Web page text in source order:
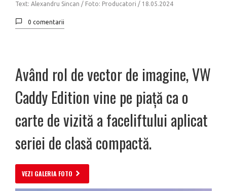
Text: Alexandru Sincan / Foto: Producatori / 18.05.2024
0 comentarii
Având rol de vector de imagine, VW
Caddy Edition vine pe piață ca o
carte de vizită a faceliftului aplicat
seriei de clasă compactă.
VEZI GALERIA FOTO